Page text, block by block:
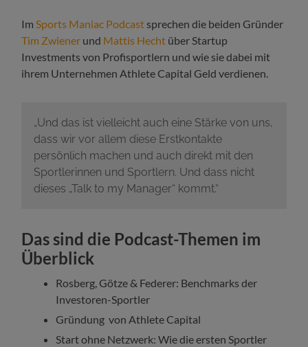
ImSports Maniac Podcast sprechen die beiden Gründer
Tim Zwiener und Mattis Hecht über Startup
Investments von Profisportlern und wie sie dabei mit
ihrem Unternehmen Athlete Capital Geld verdienen.
„Und das ist vielleicht auch eine Stärke von uns,
dass wir vor allem diese Erstkontakte
persönlich machen und auch direkt mit den
Sportlerinnen und Sportlern. Und dass nicht
dieses „Talk to my Manager“ kommt.“
Das sind die Podcast-Themen im
Überblick
Rosberg, Götze & Federer: Benchmarks der
Investoren-Sportler
Gründung von Athlete Capital
Start ohne Netzwerk: Wie die ersten Sportler